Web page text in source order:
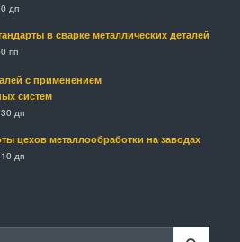
дп
в сварке металлических деталей
пп
с применением
систем
дп
цехов металлообработки на заводах
дп